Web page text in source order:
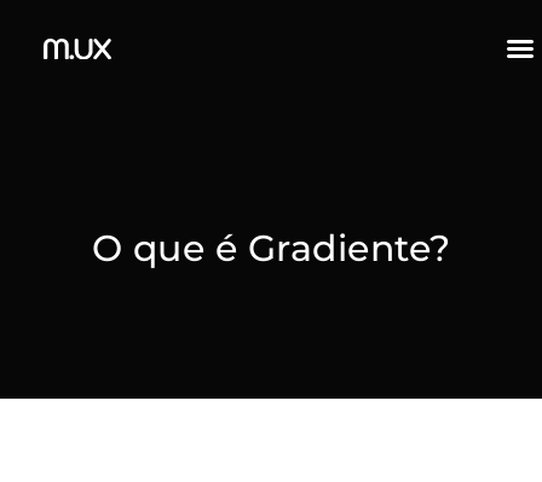
O que é Gradiente?